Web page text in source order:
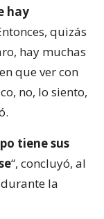
hay
quizás
hay muchas
que ver con
no, lo siento,
tiene sus
“, concluyó, al
la